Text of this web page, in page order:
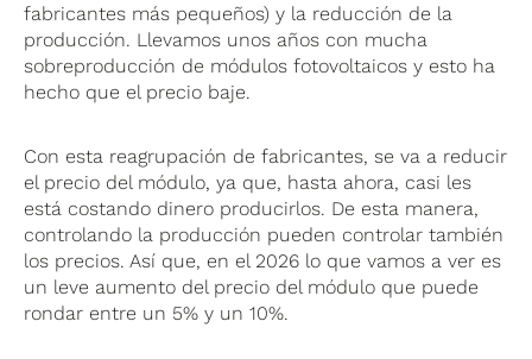
fabricantes más pequeños) y la reducción de la
producción. Llevamos unos años con mucha
sobreproducción de módulos fotovoltaicos y esto ha
hecho que el precio baje.
Con esta reagrupación de fabricantes, se va a reducir
el precio del módulo, ya que, hasta ahora, casi les
está costando dinero producirlos. De esta manera,
controlando la producción pueden controlar también
los precios. Así que, en el 2026 lo que vamos a ver es
un leve aumento del precio del módulo que puede
rondar entre un 5% y un 10%.